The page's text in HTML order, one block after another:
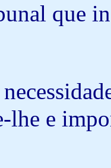
que
lhe e